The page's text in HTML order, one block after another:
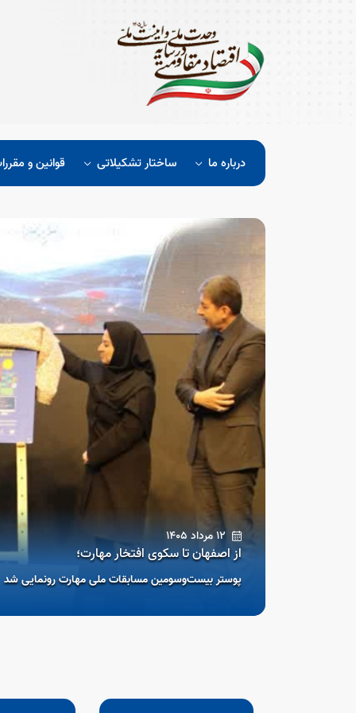
درباره ما ساختار تشکیلاتی قوانین و
12 مرداد 1405
از اصفهان تا سکوی افتخار مهارت؛
پوستر بیست‌وسومین مسابقات ملی مهارت رونمایی